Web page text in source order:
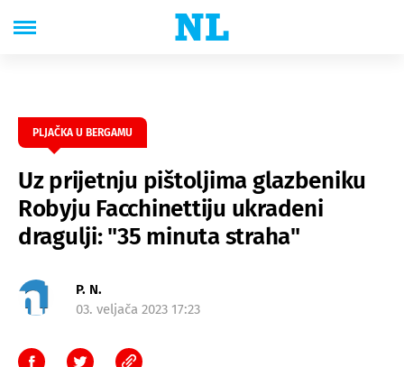
PLJAČKA U BERGAMU
Uz prijetnju pištoljima glazbeniku
Robyju Facchinettiju ukradeni
dragulji: "35 minuta straha"
P. N.
03. veljača 2023 17:23